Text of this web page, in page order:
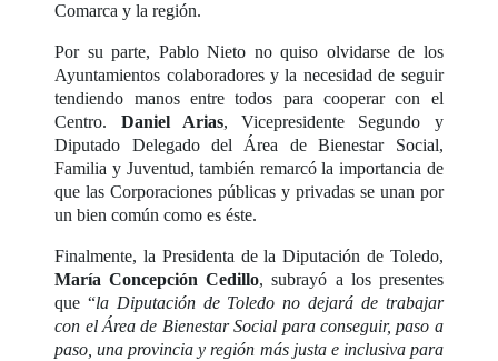
Comarca y la región.
Por su parte, Pablo Nieto no quiso olvidarse de los
Ayuntamientos colaboradores y la necesidad de seguir
tendiendo manos entre todos para cooperar con el
Centro. Daniel Arias, Vicepresidente Segundo y
Diputado Delegado del Área de Bienestar Social,
Familia y Juventud, también remarcó la importancia de
que las Corporaciones públicas y privadas se unan por
un bien común como es éste.
Finalmente, la Presidenta de la Diputación de Toledo,
María Concepción Cedillo, subrayó a los presentes
que “la Diputación de Toledo no dejará de trabajar
con el Área de Bienestar Social para conseguir, paso a
paso, una provincia y región más justa e inclusiva para